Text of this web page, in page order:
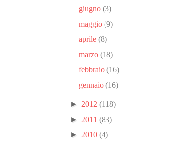
giugno(3)
maggio(9)
aprile(8)
marzo(18)
febbraio(16)
gennaio(16)
► 2012 (118)
► 2011 (83)
► 2010 (4)